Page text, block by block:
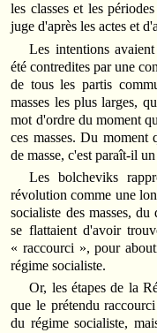
les classes et les
juge d'après les actes et
Les intentions
été contredites par une
de tous les partis
masses les plus larges,
mot d'ordre du moment
ces masses. Du moment
de masse, c'est paraît-il
Les bolcheviks
révolution comme une
socialiste des masses,
se flattaient d'avoir
« raccourci », pour
régime socialiste.
Or, les étapes de la
que le prétendu
du régime socialiste,